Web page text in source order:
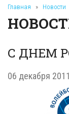
Главная » Новости
С ДНЕМ
06 декабря 2011